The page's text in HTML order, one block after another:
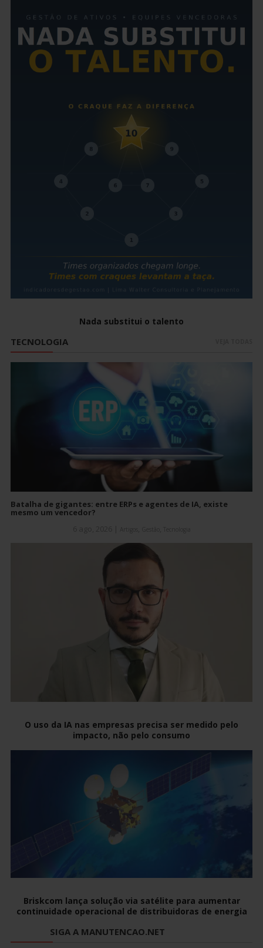
Nada substitui o talento
TECNOLOGIA
Batalha de gigantes: entre ERPs e agentes de IA, existe
mesmo um vencedor?
O uso da IA nas empresas precisa ser medido pelo
impacto, não pelo consumo
Briskcom lança solução via satélite para aumentar
continuidade operacional de distribuidoras de energia
SIGA A MANUTENCAO.NET